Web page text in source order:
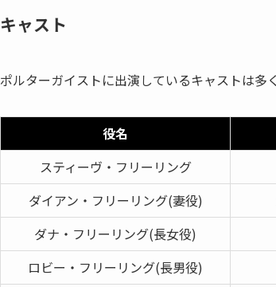
キャスト
ポルターガイストに出演しているキャストは多
役名
スティーヴ・フリーリング
ダイアン・フリーリング(妻役)
ダナ・フリーリング(長女役)
ロビー・フリーリング(長男役)